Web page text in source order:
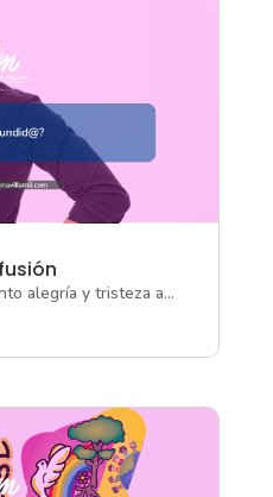
alegría y tristeza a...